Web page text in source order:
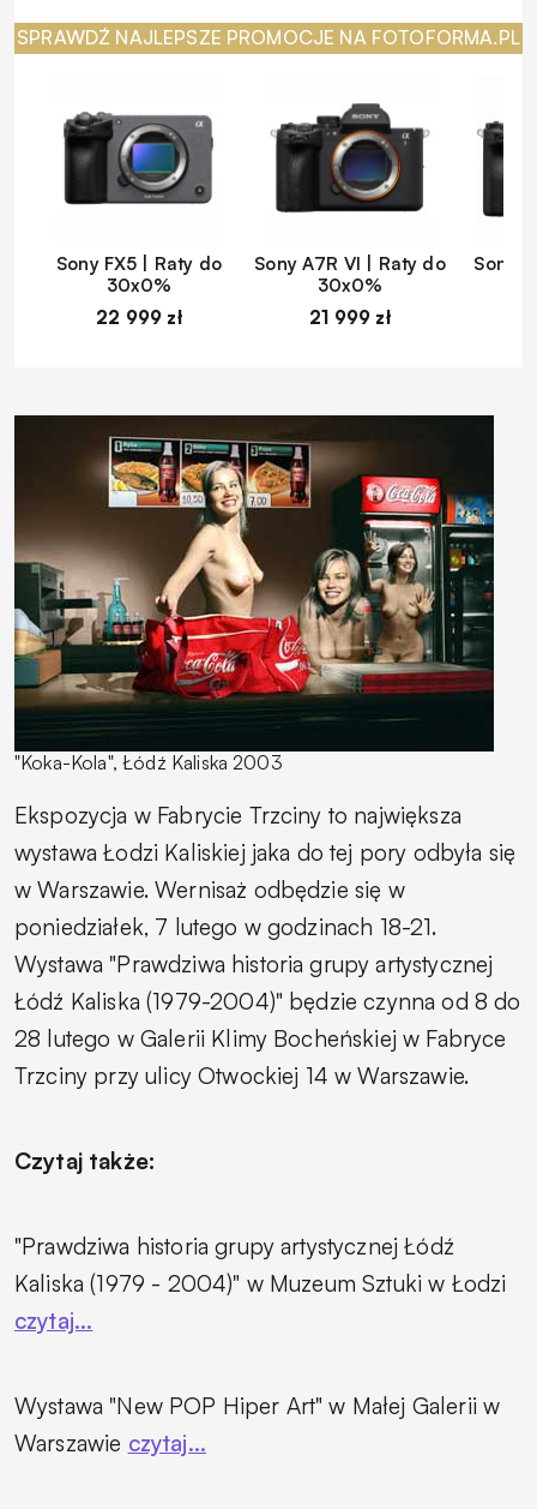
SPRAWDŹ NAJLEPSZE PROMOCJE NA FOTOFORMA.PL
Sony FX5 | Raty do
30x0%
22 999 zł
Sony A7R VI | Raty do
30x0%
21 999 zł
Sony
"Koka-Kola", Łódź Kaliska 2003
Ekspozycja w Fabrycie Trzciny to największa
wystawa Łodzi Kaliskiej jaka do tej pory odbyła się
w Warszawie. Wernisaż odbędzie się w
poniedziałek, 7 lutego w godzinach 18-21.
Wystawa "Prawdziwa historia grupy artystycznej
Łódź Kaliska (1979-2004)" będzie czynna od 8 do
28 lutego w Galerii Klimy Bocheńskiej w Fabryce
Trzciny przy ulicy Otwockiej 14 w Warszawie.
Czytaj także:
"Prawdziwa historia grupy artystycznej Łódź
Kaliska (1979 - 2004)" w Muzeum Sztuki w Łodzi
czytaj...
Wystawa "New POP Hiper Art" w Małej Galerii w
Warszawie czytaj...